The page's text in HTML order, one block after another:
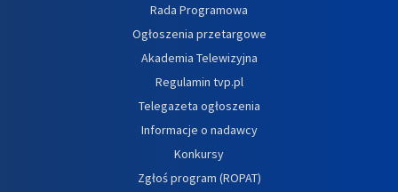
Rada Programowa
Ogłoszenia przetargowe
Akademia Telewizyjna
Regulamin tvp.pl
Telegazeta ogłoszenia
Informacje o nadawcy
Konkursy
Zgłoś program (ROPAT)